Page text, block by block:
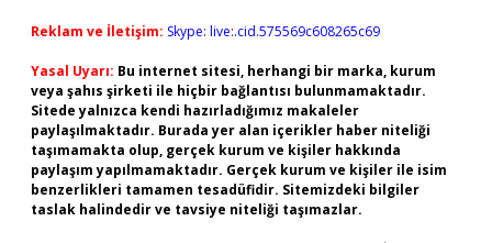
Reklam ve İletişim: Skype: live:.cid.575569c608265c69
Yasal Uyarı: Bu internet sitesi, herhangi bir marka, kurum
veya şahıs şirketi ile hiçbir bağlantısı bulunmamaktadır.
Sitede yalnızca kendi hazırladığımız makaleler
paylaşılmaktadır. Burada yer alan içerikler haber niteliği
taşımamakta olup, gerçek kurum ve kişiler hakkında
paylaşım yapılmamaktadır. Gerçek kurum ve kişiler ile isim
benzerlikleri tamamen tesadüfidir. Sitemizdeki bilgiler
taslak halindedir ve tavsiye niteliği taşımazlar.